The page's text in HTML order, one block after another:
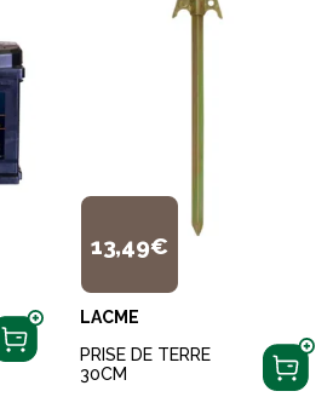
13,49€
LACME
PRISE DE TERRE
30CM